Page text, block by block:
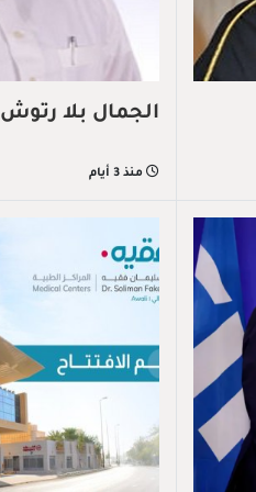
الجمال بلا رتوش
منذ 3 أيام